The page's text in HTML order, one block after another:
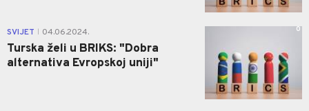
SVIJET 04.06.2024.
Turska želi u BRIKS: "Dobra
alternativa Evropskoj uniji"
0